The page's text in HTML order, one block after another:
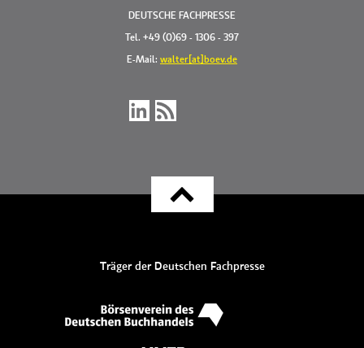
DEUTSCHE FACHPRESSE
Tel. +49 (0)69 - 1306 - 397
E-Mail: walter[at]boev.de
Träger der Deutschen Fachpresse